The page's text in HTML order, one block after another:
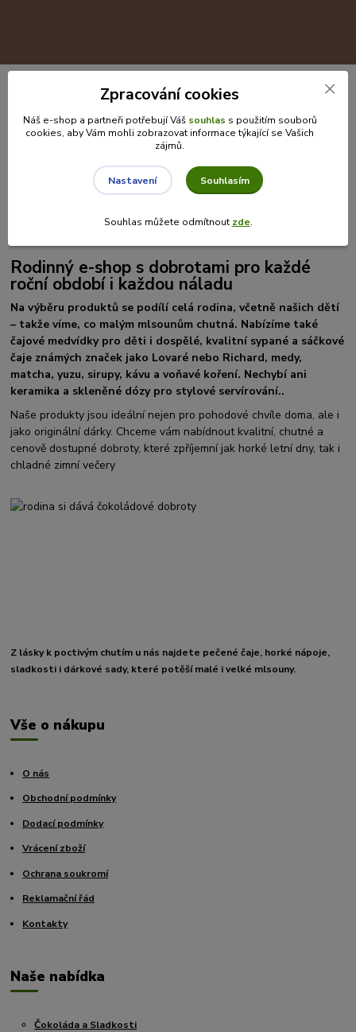
Rodinný e-shop s dobrotami pro každé
roční období i každou náladu
Na výběru produktů se podílí celá rodina, včetně našich dětí
– takže víme, co malým mlsounům chutná. Nabízíme také
čajové medvídky pro děti i dospělé, kvalitní sypané a sáčkové
čaje známých značek jako Lovaré nebo Richard, medy,
matcha, yuzu, sirupy, kávu a voňavé koření. Nechybí ani
keramika a skleněné dózy pro stylové servírování..
Naše produkty jsou ideální nejen pro pohodové chvíle doma, ale i
jako originální dárky. Chceme vám nabídnout kvalitní, chutné a
cenově dostupné dobroty, které zpříjemní jak horké letní dny, tak i
chladné zimní večery
Z lásky k poctivým chutím u nás najdete pečené čaje, horké nápoje,
sladkosti i dárkové sady, které potěší malé i velké mlsouny.
Vše o nákupu
O nás
Obchodní podmínky
Dodací podmínky
Vrácení zboží
Ochrana soukromí
Reklamační řád
Kontakty
Naše nabídka
Čokoláda a Sladkosti
Zpracování cookies
Náš e-shop a partneři potřebují Váš souhlas s použitím souborů
cookies, aby Vám mohli zobrazovat informace týkající se Vašich
zájmů.
Nastavení Souhlasím
Souhlas můžete odmítnout zde.